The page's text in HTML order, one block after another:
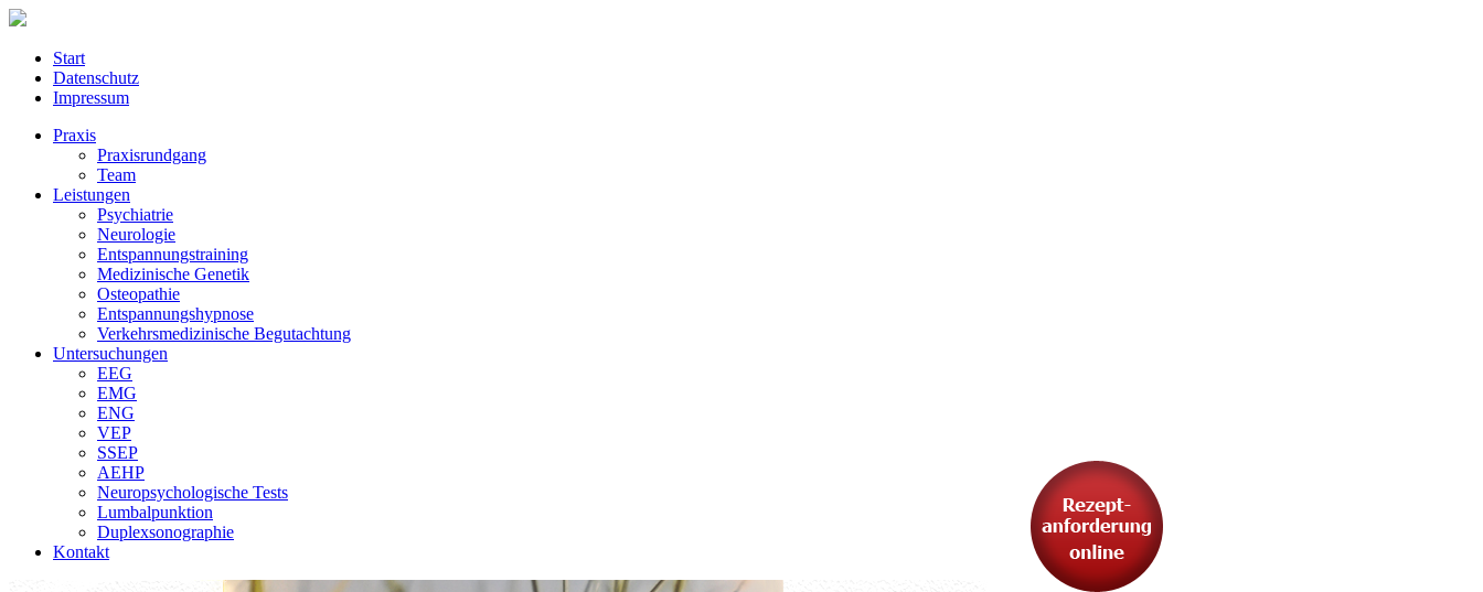
Start
Datenschutz
Impressum
Praxis
Praxisrundgang
Team
Leistungen
Psychiatrie
Neurologie
Entspannungstraining
Medizinische Genetik
Osteopathie
Entspannungshypnose
Verkehrsmedizinische Begutachtung
Untersuchungen
EEG
EMG
ENG
VEP
SSEP
AEHP
Neuropsychologische Tests
Lumbalpunktion
Duplexsonographie
Kontakt